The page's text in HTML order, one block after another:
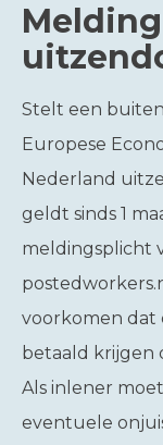
Stelt een
Europese
Nederland
geldt sinds 1
meldingsplicht
voorkomen dat
betaald krijgen
Als inlener
eventuele